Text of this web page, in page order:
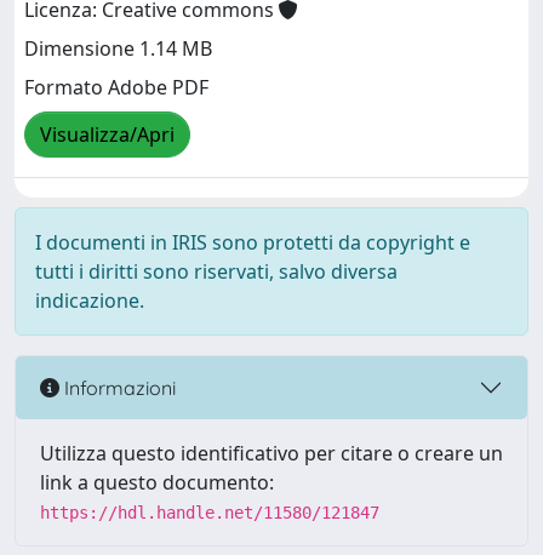
Licenza: Creative commons
Dimensione 1.14 MB
Formato Adobe PDF
Visualizza/Apri
I documenti in IRIS sono protetti da copyright e
tutti i diritti sono riservati, salvo diversa
indicazione.
Informazioni
Utilizza questo identificativo per citare o creare un
link a questo documento:
https://hdl.handle.net/11580/121847